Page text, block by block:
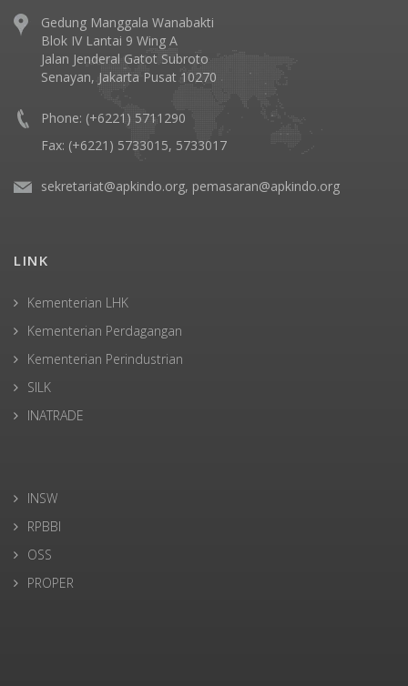
Gedung Manggala Wanabakti
Blok IV Lantai 9 Wing A
Jalan Jenderal Gatot Subroto
Senayan, Jakarta Pusat 10270
Phone: (+6221) 5711290
Fax: (+6221) 5733015, 5733017
sekretariat@apkindo.org, pemasaran@apkindo.org
LINK
Kementerian LHK
Kementerian Perdagangan
Kementerian Perindustrian
SILK
INATRADE
INSW
RPBBI
OSS
PROPER